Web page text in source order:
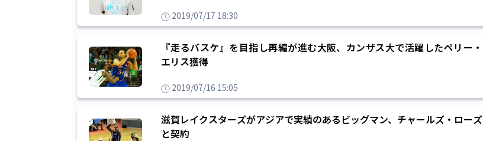
2019/07/17 18:30
『走るバスケ』を目指し再編が進む大阪、カンザス大で活躍したペリー・
エリス獲得
2019/07/16 15:05
滋賀レイクスターズがアジアで実績のあるビッグマン、チャールズ・ローズ
と契約